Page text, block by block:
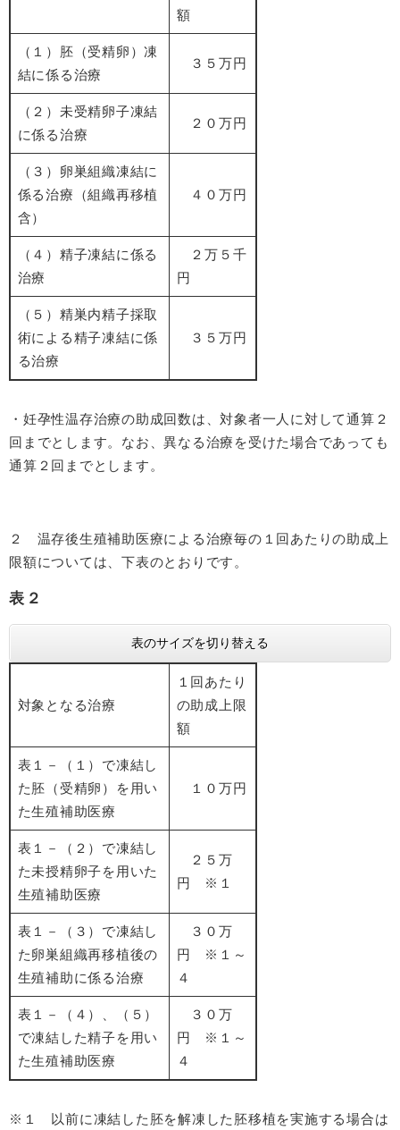
額
（１）胚（受精卵）凍
結に係る治療
３５万円
（２）未受精卵子凍結
に係る治療
２０万円
（３）卵巣組織凍結に
係る治療（組織再移植
含）
４０万円
（４）精子凍結に係る
治療
２万５千
円
（５）精巣内精子採取
術による精子凍結に係
る治療
３５万円
・妊孕性温存治療の助成回数は、対象者一人に対して通算２
回までとします。なお、異なる治療を受けた場合であっても
通算２回までとします。
２ 温存後生殖補助医療による治療毎の１回あたりの助成上
限額については、下表のとおりです。
表２
表のサイズを切り替える
対象となる治療
１回あたり
の助成上限
額
表１－（１）で凍結し
た胚（受精卵）を用い
た生殖補助医療
１０万円
表１－（２）で凍結し
た未授精卵子を用いた
生殖補助医療
２５万
円 ※１
表１－（３）で凍結し
た卵巣組織再移植後の
生殖補助に係る治療
３０万
円 ※１～
４
表１－（４）、（５）
で凍結した精子を用い
た生殖補助医療
３０万
円 ※１～
４
※１ 以前に凍結した胚を解凍した胚移植を実施する場合は